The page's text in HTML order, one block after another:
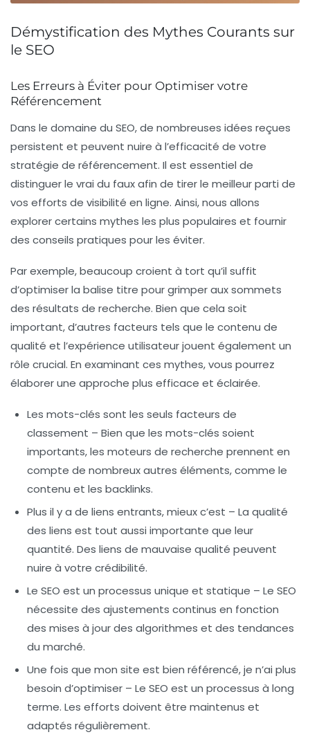
Démystification des Mythes Courants sur
le SEO
Les Erreurs à Éviter pour Optimiser votre
Référencement
Dans le domaine du SEO, de nombreuses idées reçues
persistent et peuvent nuire à l’efficacité de votre
stratégie de référencement. Il est essentiel de
distinguer le vrai du faux afin de tirer le meilleur parti de
vos efforts de visibilité en ligne. Ainsi, nous allons
explorer certains mythes les plus populaires et fournir
des conseils pratiques pour les éviter.
Par exemple, beaucoup croient à tort qu’il suffit
d’optimiser la balise titre pour grimper aux sommets
des résultats de recherche. Bien que cela soit
important, d’autres facteurs tels que le contenu de
qualité et l’expérience utilisateur jouent également un
rôle crucial. En examinant ces mythes, vous pourrez
élaborer une approche plus efficace et éclairée.
Les mots-clés sont les seuls facteurs de
classement – Bien que les mots-clés soient
importants, les moteurs de recherche prennent en
compte de nombreux autres éléments, comme le
contenu et les backlinks.
Plus il y a de liens entrants, mieux c’est – La qualité
des liens est tout aussi importante que leur
quantité. Des liens de mauvaise qualité peuvent
nuire à votre crédibilité.
Le SEO est un processus unique et statique – Le SEO
nécessite des ajustements continus en fonction
des mises à jour des algorithmes et des tendances
du marché.
Une fois que mon site est bien référencé, je n’ai plus
besoin d’optimiser – Le SEO est un processus à long
terme. Les efforts doivent être maintenus et
adaptés régulièrement.